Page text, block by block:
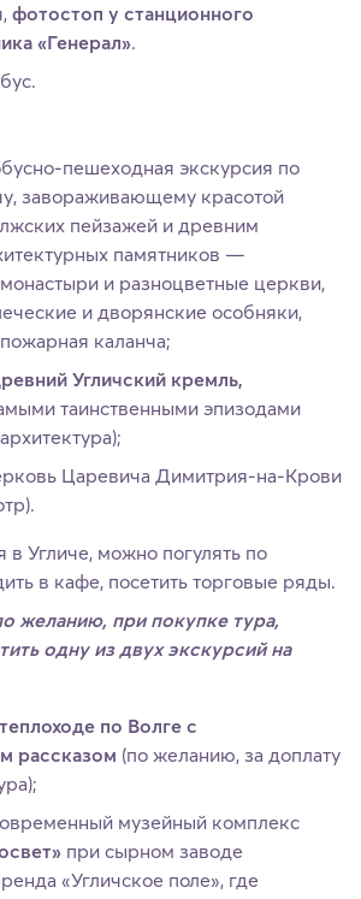
фотостоп у станционного
«Генерал».
пешеходная экскурсия по
завораживающему красотой
пейзажей и древним
памятников —
и разноцветные церкви,
и дворянские особняки,
каланча;
Угличский кремль,
таинственными эпизодами
Царевича Димитрия-на-Крови
Угличе, можно погулять по
в кафе, посетить торговые ряды.
желанию, при покупке тура,
одну из двух экскурсий на
по Волге с
рассказом (по желанию, за доплату
музейный комплекс
при сырном заводе
«Угличское поле», где